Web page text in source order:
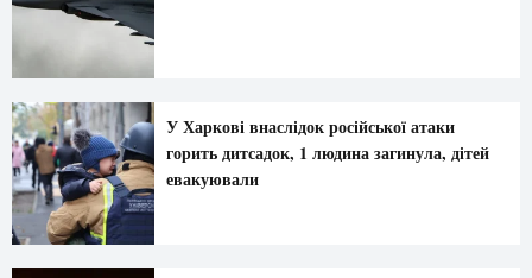
У Харкові внаслідок російської атаки
горить дитсадок, 1 людина загинула, дітей
евакуювали